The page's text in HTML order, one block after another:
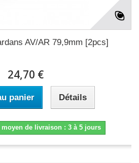
AV/AR 79,9mm [2pcs]
24,70 €
panier Détails
moyen de livraison : 3 à 5 jours